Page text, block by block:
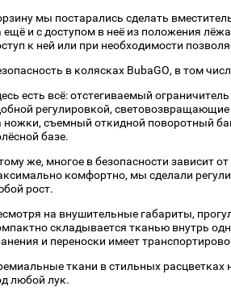
мы постарались сделать
ещё и с доступом в неё из положения
к ней или при необходимости
в колясках BubaGO, в том
есть всё: отстегиваемый
регулировкой,
ножки, съемный откидной поворотный
базе.
же, многое в безопасности зависит
комфортно, мы сделали
рост.
на внушительные габариты,
складывается тканью внутрь
и переноски имеет
ткани в стильных
любой лук.